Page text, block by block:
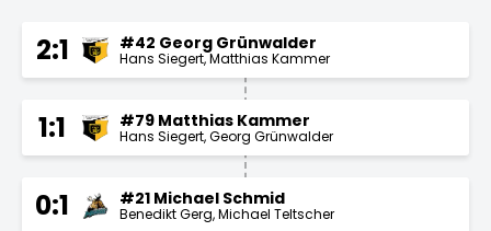
2:1 #42 Georg Grünwalder
Hans Siegert Matthias Kammer
1:1 #79 Matthias Kammer
Hans Siegert Georg Grünwalder
0:1 #21 Michael Schmid
Benedikt Gerg Michael Teltscher